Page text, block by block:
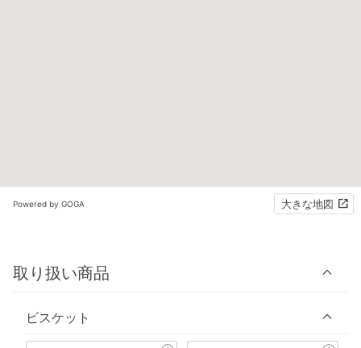
Powered by GOGA 大きな地図
取り扱い商品
ビスケット